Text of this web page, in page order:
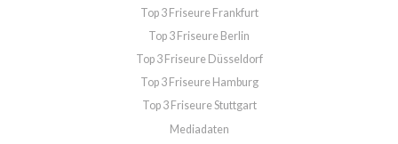
Top 3 Friseure Frankfurt
Top 3 Friseure Berlin
Top 3 Friseure Düsseldorf
Top 3 Friseure Hamburg
Top 3 Friseure Stuttgart
Mediadaten